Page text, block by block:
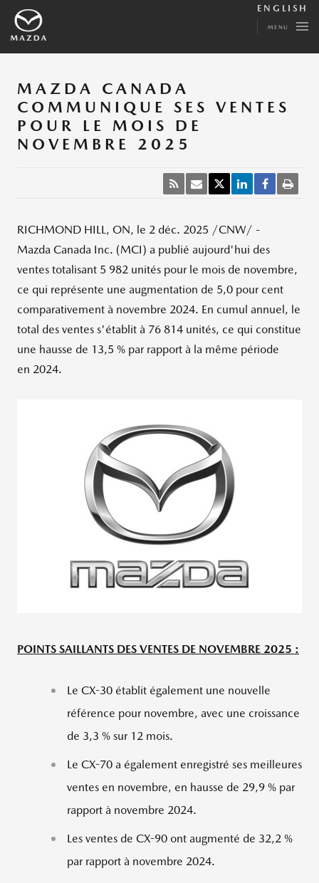
ENGLISH
MENU
MAZDA CANADA
COMMUNIQUE SES VENTES
POUR LE MOIS DE
NOVEMBRE 2025
RICHMOND HILL, ON, le 2 déc. 2025 /CNW/ -
Mazda Canada Inc. (MCI) a publié aujourd'hui des
ventes totalisant 5 982 unités pour le mois de novembre,
ce qui représente une augmentation de 5,0 pour cent
comparativement à novembre 2024. En cumul annuel, le
total des ventes s'établit à 76 814 unités, ce qui constitue
une hausse de 13,5 % par rapport à la même période
en 2024.
POINTS SAILLANTS DES VENTES DE NOVEMBRE 2025 :
Le CX-30 établit également une nouvelle
référence pour novembre, avec une croissance
de 3,3 % sur 12 mois.
Le CX-70 a également enregistré ses meilleures
ventes en novembre, en hausse de 29,9 % par
rapport à novembre 2024.
Les ventes de CX-90 ont augmenté de 32,2 %
par rapport à novembre 2024.